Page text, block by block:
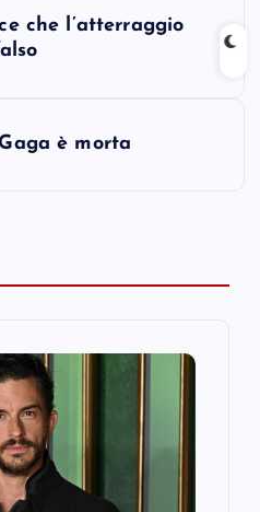
che l’atterraggio
è morta